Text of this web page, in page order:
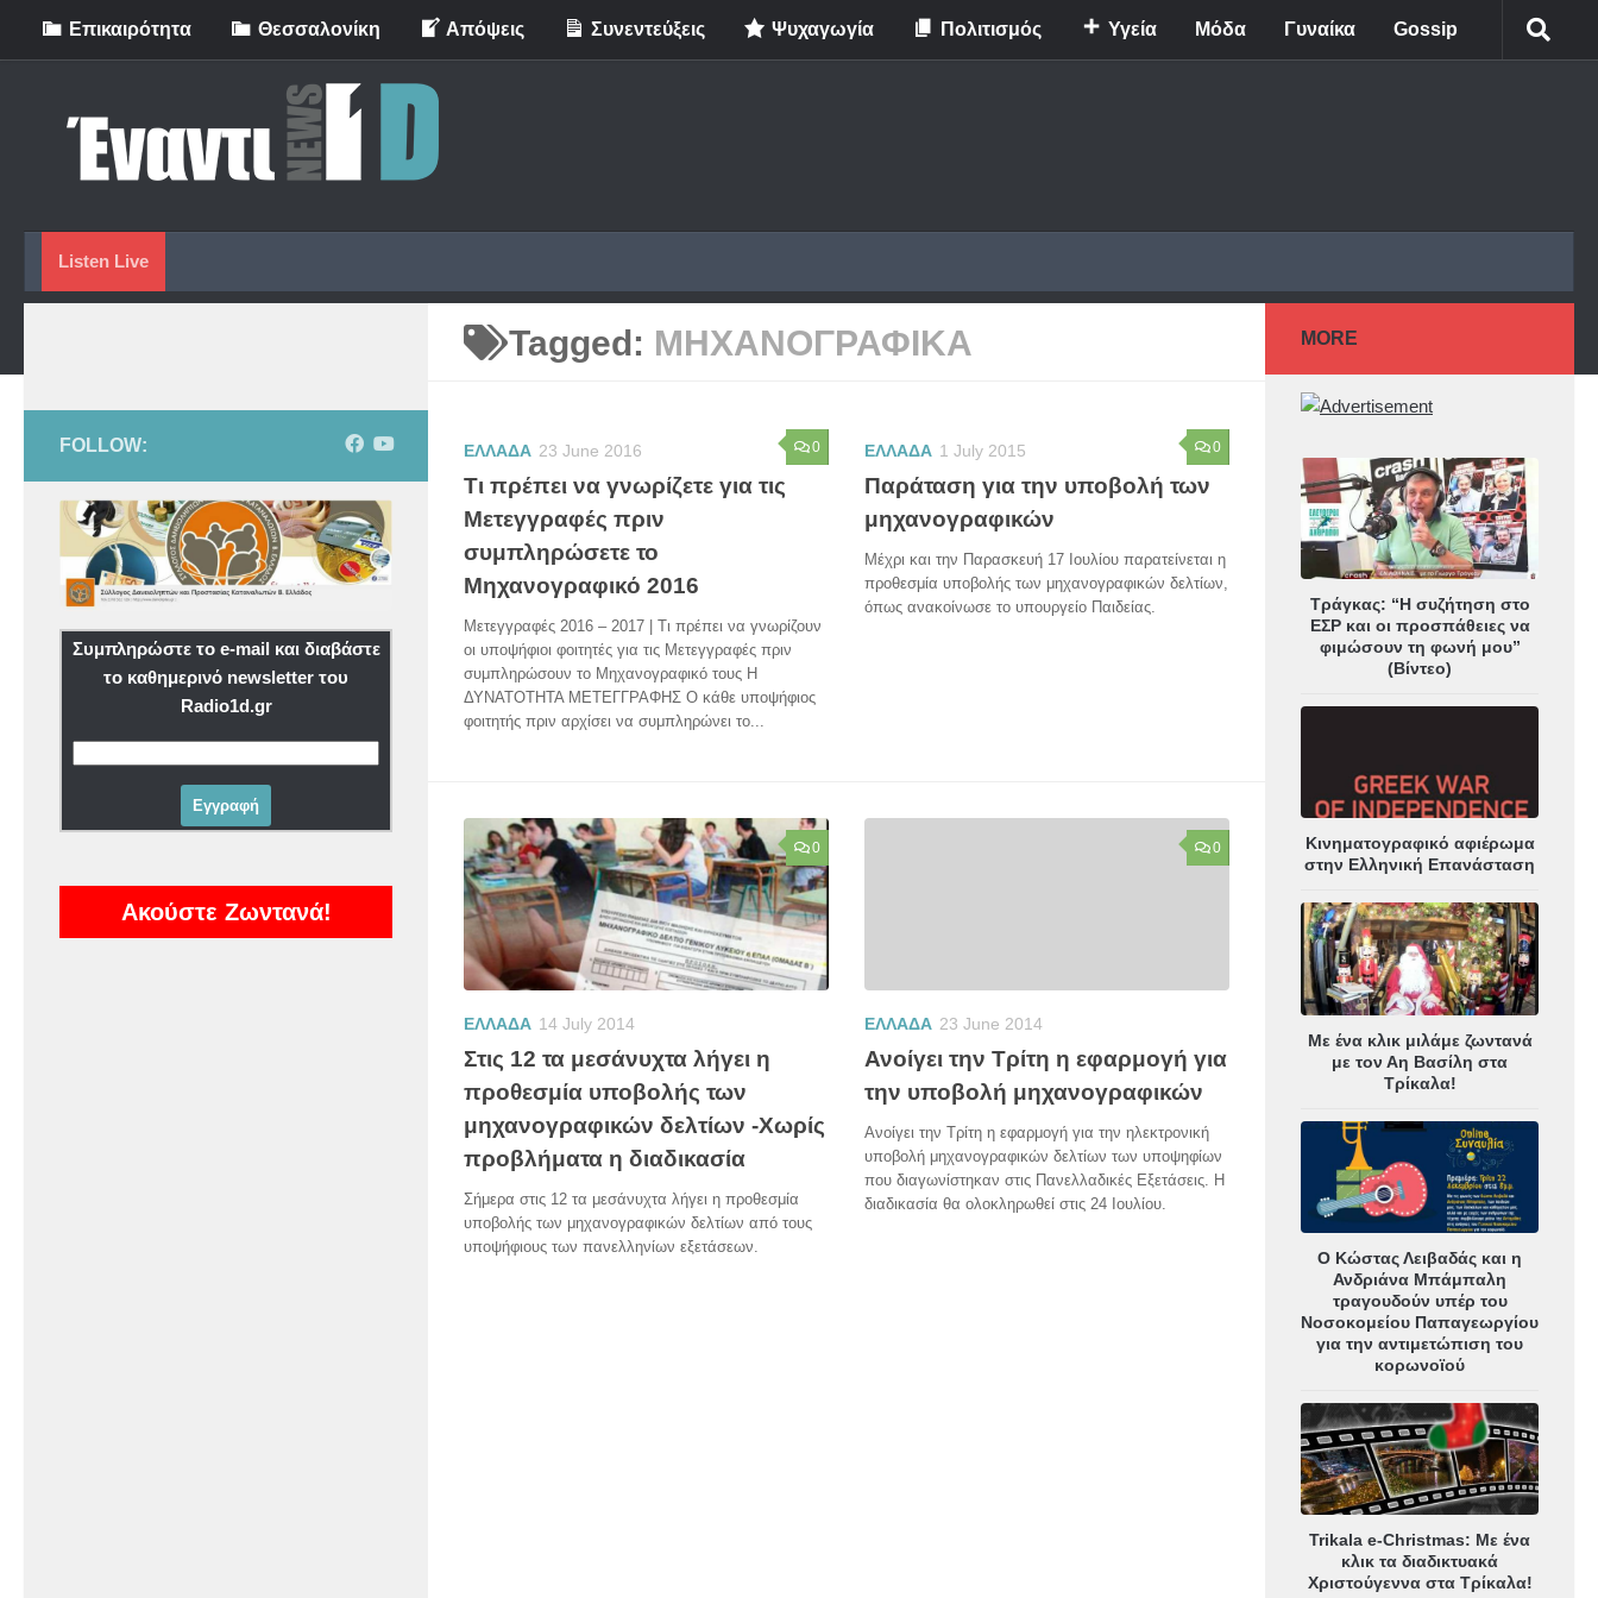
Skip to content
Eπικαιρότητα Θεσσαλονίκη Απόψεις Συνεντεύξεις Ψυχαγωγία Πολιτισμός Υγεία Μόδα Γυναίκα Gossip
Listen Live
Tagged: ΜΗΧΑΝΟΓΡΑΦΙΚΑ
0
ΕΛΛΑΔΑ 23 June 2016
Τι πρέπει να γνωρίζετε για τις
Μετεγγραφές πριν
συμπληρώσετε το
Μηχανογραφικό 2016
Μετεγγραφές 2016 – 2017 | Τι πρέπει να γνωρίζουν
οι υποψήφιοι φοιτητές για τις Μετεγγραφές πριν
συμπληρώσουν το Μηχανογραφικό τους Η
ΔΥΝΑΤΟΤΗΤΑ ΜΕΤΕΓΓΡΑΦΗΣ Ο κάθε υποψήφιος
φοιτητής πριν αρχίσει να συμπληρώνει το...
0
ΕΛΛΑΔΑ 1 July 2015
Παράταση για την υποβολή των
μηχανογραφικών
Μέχρι και την Παρασκευή 17 Ιουλίου παρατείνεται η
προθεσμία υποβολής των μηχανογραφικών δελτίων,
όπως ανακοίνωσε το υπουργείο Παιδείας.
0
ΕΛΛΑΔΑ 14 July 2014
Στις 12 τα μεσάνυχτα λήγει η
προθεσμία υποβολής των
μηχανογραφικών δελτίων -Χωρίς
προβλήματα η διαδικασία
Σήμερα στις 12 τα μεσάνυχτα λήγει η προθεσμία
υποβολής των μηχανογραφικών δελτίων από τους
υποψήφιους των πανελληνίων εξετάσεων.
0
ΕΛΛΑΔΑ 23 June 2014
Ανοίγει την Τρίτη η εφαρμογή για
την υποβολή μηχανογραφικών
Ανοίγει την Τρίτη η εφαρμογή για την ηλεκτρονική
υποβολή μηχανογραφικών δελτίων των υποψηφίων
που διαγωνίστηκαν στις Πανελλαδικές Εξετάσεις. Η
διαδικασία θα ολοκληρωθεί στις 24 Ιουλίου.
FOLLOW:
Συμπληρώστε το e-mail και διαβάστε
το καθημερινό newsletter του
Radio1d.gr
Ακούστε Ζωντανά!
MORE
Τράγκας: “Η συζήτηση στο
ΕΣΡ και οι προσπάθειες να
φιμώσουν τη φωνή μου”
(Βίντεο)
Κινηματογραφικό αφιέρωμα
στην Ελληνική Επανάσταση
Με ένα κλικ μιλάμε ζωντανά
με τον Αη Βασίλη στα
Τρίκαλα!
Ο Κώστας Λειβαδάς και η
Ανδριάνα Μπάμπαλη
τραγουδούν υπέρ του
Νοσοκομείου Παπαγεωργίου
για την αντιμετώπιση του
κορωνοϊού
Trikala e-Christmas: Με ένα
κλικ τα διαδικτυακά
Χριστούγεννα στα Τρίκαλα!